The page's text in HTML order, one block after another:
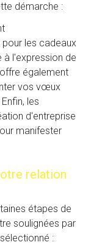
démarche :
les cadeaux
à l'expression de
également
vos vœux
les
d'entreprise
manifester
relation
étapes de
soulignées par
: